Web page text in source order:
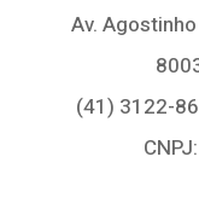
Av.
(41) 3122-